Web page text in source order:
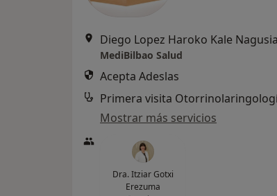
MediBilbao Salud
Acepta Adeslas
Primera visita
Mostrar más servicios
Dra. Itziar Gotxi
Erezuma